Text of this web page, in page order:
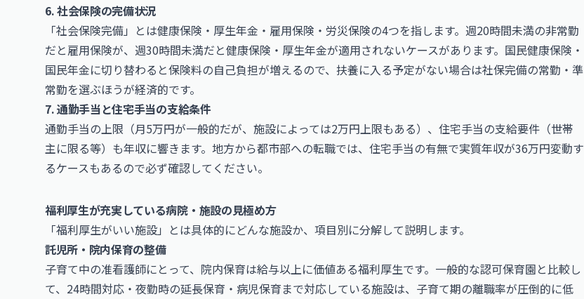
6. 社会保険の完備状況
「社会保険完備」とは健康保険・厚生年金・雇用保険・労災保険の4つを指します。週20時間未満の非常勤
だと雇用保険が、週30時間未満だと健康保険・厚生年金が適用されないケースがあります。国民健康保険・
国民年金に切り替わると保険料の自己負担が増えるので、扶養に入る予定がない場合は社保完備の常勤・準
常勤を選ぶほうが経済的です。
7. 通勤手当と住宅手当の支給条件
通勤手当の上限（月5万円が一般的だが、施設によっては2万円上限もある）、住宅手当の支給要件（世帯
主に限る等）も年収に響きます。地方から都市部への転職では、住宅手当の有無で実質年収が36万円変動す
るケースもあるので必ず確認してください。
福利厚生が充実している病院・施設の見極め方
「福利厚生がいい施設」とは具体的にどんな施設か、項目別に分解して説明します。
託児所・院内保育の整備
子育て中の准看護師にとって、院内保育は給与以上に価値ある福利厚生です。一般的な認可保育園と比較し
て、24時間対応・夜勤時の延長保育・病児保育まで対応している施設は、子育て期の離職率が圧倒的に低